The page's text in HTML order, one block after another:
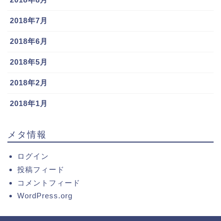
2018年7月
2018年6月
2018年5月
2018年2月
2018年1月
メタ情報
ログイン
投稿フィード
コメントフィード
WordPress.org